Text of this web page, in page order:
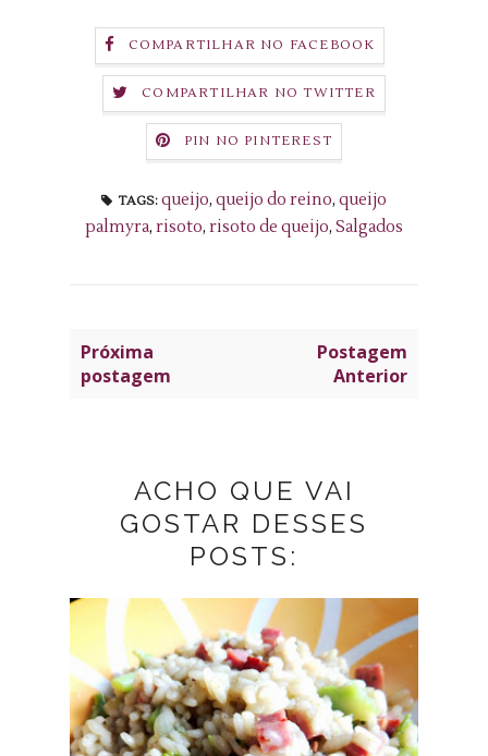
COMPARTILHAR NO FACEBOOK
COMPARTILHAR NO TWITTER
PIN NO PINTEREST
TAGS: queijo, queijo do reino, queijo
palmyra, risoto, risoto de queijo, Salgados
Próxima
postagem
Postagem
Anterior
ACHO QUE VAI
GOSTAR DESSES
POSTS: